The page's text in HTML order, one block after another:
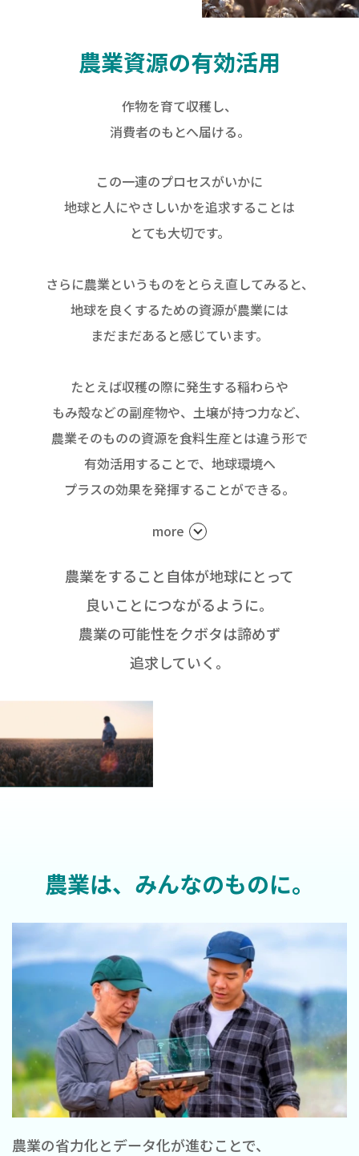
農業資源の有効活用
作物を育て収穫し、
消費者のもとへ届ける。
この一連のプロセスがいかに
地球と人にやさしいかを追求することは
とても大切です。
さらに農業というものをとらえ直してみると、
地球を良くするための資源が農業には
まだまだあると感じています。
たとえば収穫の際に発生する稲わらや
もみ殻などの副産物や、土壌が持つ力など、
農業そのものの資源を食料生産とは違う形で
有効活用することで、 地球環境へ
プラスの効果を発揮することができる。
more
農業をすること自体が地球にとって
良いことにつながるように。
農業の可能性をクボタは諦めず
追求していく。
農業は、みんなのものに。
農業の省力化とデータ化が進むことで、